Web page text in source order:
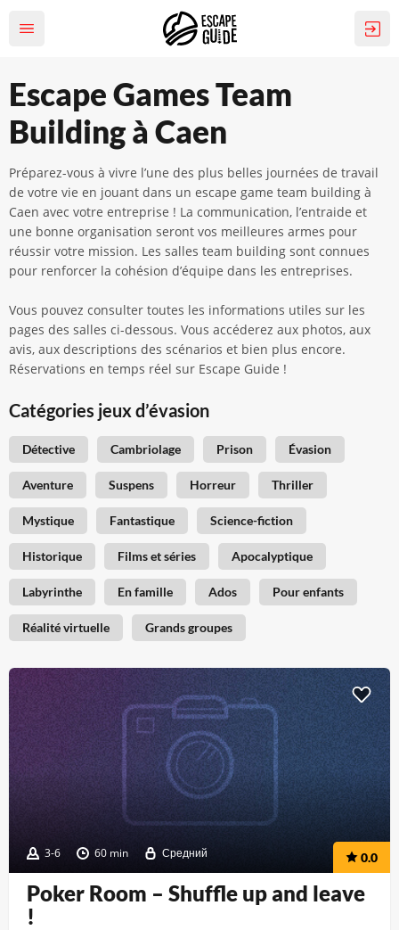
Escape Games Team
Building à Caen
Préparez-vous à vivre l’une des plus belles journées de travail
de votre vie en jouant dans un escape game team building à
Caen avec votre entreprise ! La communication, l’entraide et
une bonne organisation seront vos meilleures armes pour
réussir votre mission. Les salles team building sont connues
pour renforcer la cohésion d’équipe dans les entreprises.
Vous pouvez consulter toutes les informations utiles sur les
pages des salles ci-dessous. Vous accéderez aux photos, aux
avis, aux descriptions des scénarios et bien plus encore.
Réservations en temps réel sur Escape Guide !
Catégories jeux d’évasion
Détective Cambriolage Prison Évasion
Aventure Suspens Horreur Thriller
Mystique Fantastique Science-fiction
Historique Films et séries Apocalyptique
Labyrinthe En famille Ados Pour enfants
Réalité virtuelle Grands groupes
3-6 60 min Средний 0.0
Poker Room – Shuffle up and leave
!